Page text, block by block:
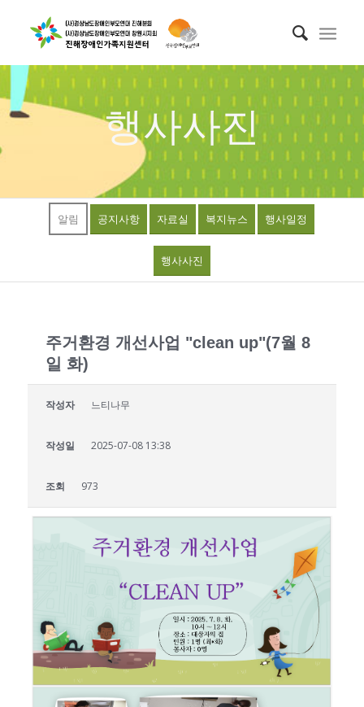
행사사진
알림 공지사항 자료실 복지뉴스 행사일정
행사사진
주거환경 개선사업 "clean up"(7월 8
일 화)
작성자 느티나무
작성일 2025-07-08 13:38
조회 973